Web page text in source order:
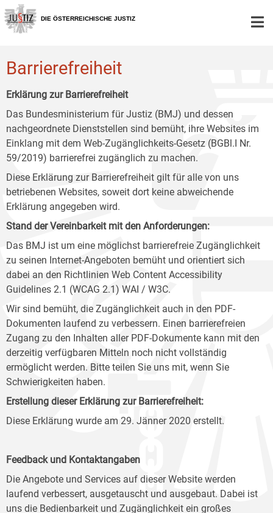
Zur
Hauptnavigation
[1]
Zum
Inhalt
[2]
Zum
Untermenü
[3]
DIE ÖSTERREICHISCHE JUSTIZ
Barrierefreiheit
Erklärung zur Barrierefreiheit
Das Bundesministerium für Justiz (BMJ) und dessen
nachgeordnete Dienststellen sind bemüht, ihre Websites im
Einklang mit dem Web-Zugänglichkeits-Gesetz (BGBl.I Nr.
59/2019) barrierefrei zugänglich zu machen.
Diese Erklärung zur Barrierefreiheit gilt für alle von uns
betriebenen Websites, soweit dort keine abweichende
Erklärung angegeben wird.
Stand der Vereinbarkeit mit den Anforderungen:
Das BMJ ist um eine möglichst barrierefreie Zugänglichkeit
zu seinen Internet-Angeboten bemüht und orientiert sich
dabei an den Richtlinien Web Content Accessibility
Guidelines 2.1 (WCAG 2.1) WAI / W3C.
Wir sind bemüht, die Zugänglichkeit auch in den PDF-
Dokumenten laufend zu verbessern. Einen barrierefreien
Zugang zu den Inhalten aller PDF-Dokumente kann mit den
derzeitig verfügbaren Mitteln noch nicht vollständig
ermöglicht werden. Bitte teilen Sie uns mit, wenn Sie
Schwierigkeiten haben.
Erstellung dieser Erklärung zur Barrierefreiheit:
Diese Erklärung wurde am 29. Jänner 2020 erstellt.
Feedback und Kontaktangaben
Die Angebote und Services auf dieser Website werden
laufend verbessert, ausgetauscht und ausgebaut. Dabei ist
uns die Bedienbarkeit und Zugänglichkeit ein großes